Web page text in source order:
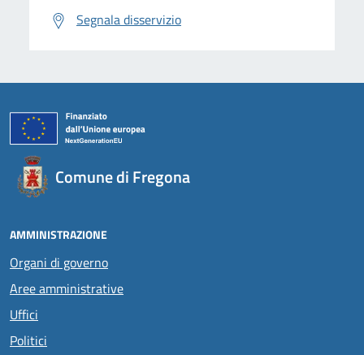
Segnala disservizio
Comune di Fregona
AMMINISTRAZIONE
Organi di governo
Aree amministrative
Uffici
Politici